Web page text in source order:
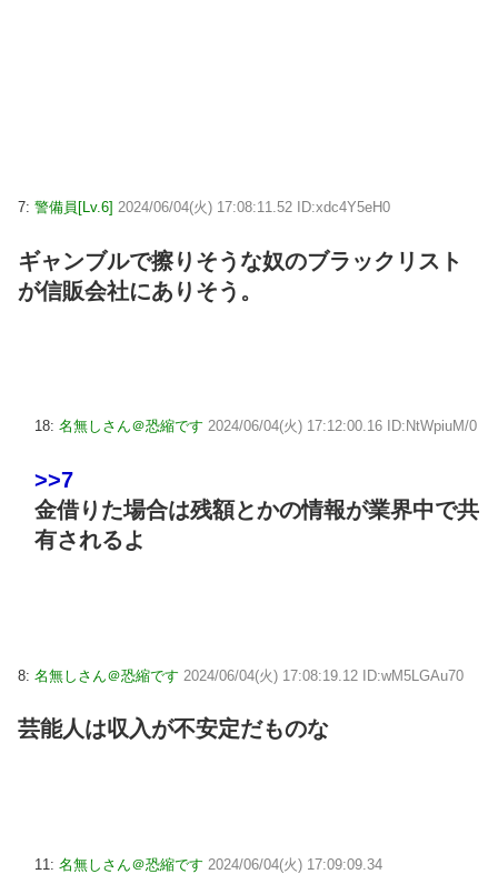
7: 警備員[Lv.6] 2024/06/04(火) 17:08:11.52 ID:xdc4Y5eH0
ギャンブルで擦りそうな奴のブラックリスト
が信販会社にありそう。
18: 名無しさん＠恐縮です 2024/06/04(火) 17:12:00.16 ID:NtWpiuM/0
>>7
金借りた場合は残額とかの情報が業界中で共
有されるよ
8: 名無しさん＠恐縮です 2024/06/04(火) 17:08:19.12 ID:wM5LGAu70
芸能人は収入が不安定だものな
11: 名無しさん＠恐縮です 2024/06/04(火) 17:09:09.34